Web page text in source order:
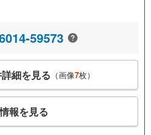
59573
細を見る （画像7枚）
報を見る